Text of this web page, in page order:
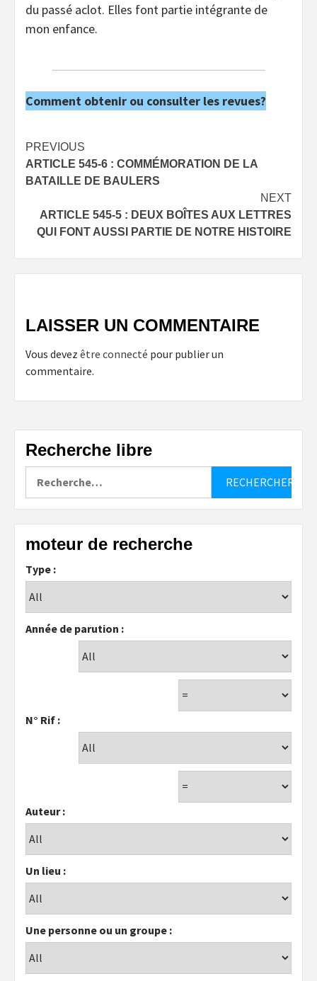
du passé aclot. Elles font partie intégrante de
mon enfance.
Comment obtenir ou consulter les revues?
Post
navigation
PREVIOUS
ARTICLE 545-6 : COMMÉMORATION DE LA
BATAILLE DE BAULERS
NEXT
ARTICLE 545-5 : DEUX BOÎTES AUX LETTRES
QUI FONT AUSSI PARTIE DE NOTRE HISTOIRE
LAISSER UN COMMENTAIRE
Vous devez être connecté pour publier un
commentaire.
Recherche libre
moteur de recherche
Type :
Année de parution :
N° Rif :
Auteur :
Un lieu :
Une personne ou un groupe :